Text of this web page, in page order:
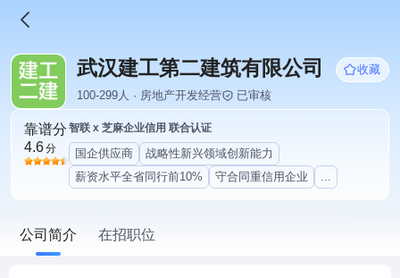
武汉建工第二建筑有限公司
收藏
100-299人 · 房地产开发经营
已审核
靠谱分
4.6分
智联 x 芝麻企业信用 联合认证
国企供应商
战略性新兴领域创新能力
薪资水平全省同行前10%
守合同重信用企业 ...
公司简介 在招职位